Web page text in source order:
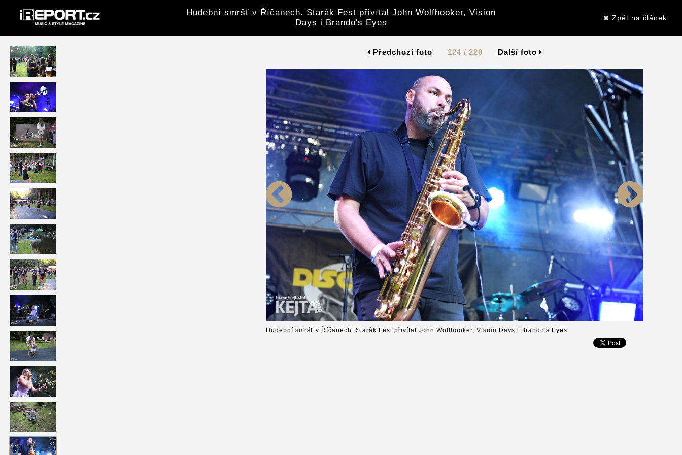
Hudební smršť v Říčanech. Starák Fest přivítal John Wolfhooker, Vision
Days i Brando's Eyes
Zpět na článek
Předchozí foto 124 / 220 Další foto
Hudební smršť v Říčanech. Starák Fest přivítal John Wolfhooker, Vision Days i Brando's Eyes